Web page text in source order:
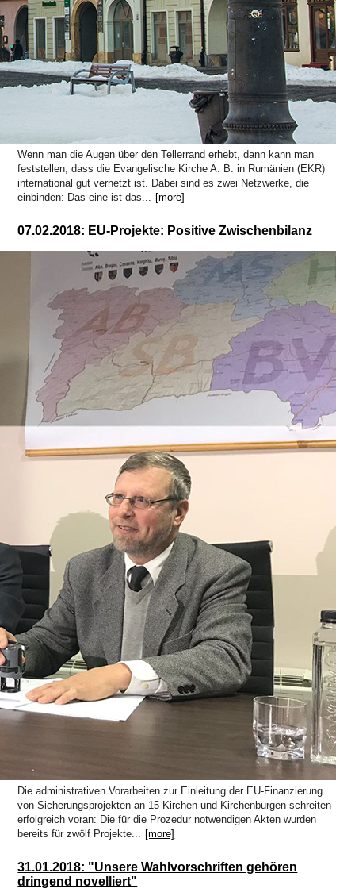
Wenn man die Augen über den Tellerrand erhebt, dann kann man
feststellen, dass die Evangelische Kirche A. B. in Rumänien (EKR)
international gut vernetzt ist. Dabei sind es zwei Netzwerke, die
einbinden: Das eine ist das... [more]
07.02.2018: EU-Projekte: Positive Zwischenbilanz
Die administrativen Vorarbeiten zur Einleitung der EU-Finanzierung
von Sicherungsprojekten an 15 Kirchen und Kirchenburgen schreiten
erfolgreich voran: Die für die Prozedur notwendigen Akten wurden
bereits für zwölf Projekte... [more]
31.01.2018: "Unsere Wahlvorschriften gehören
dringend novelliert"